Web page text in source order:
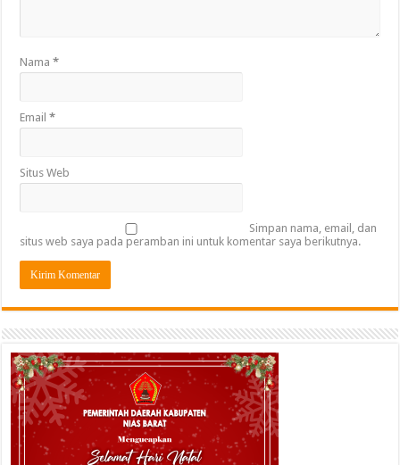
Nama*
Email*
Situs Web
Simpan nama, email, dan
situs web saya pada peramban ini untuk komentar saya berikutnya.